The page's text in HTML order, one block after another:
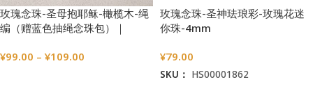
玫瑰念珠-圣母抱耶稣-橄榄木-绳
编（赠蓝色抽绳念珠包）｜
¥99.00 – ¥109.00
玫瑰念珠-圣神珐琅彩-玫瑰花迷
你珠-4mm
¥79.00
SKU： HS00001862